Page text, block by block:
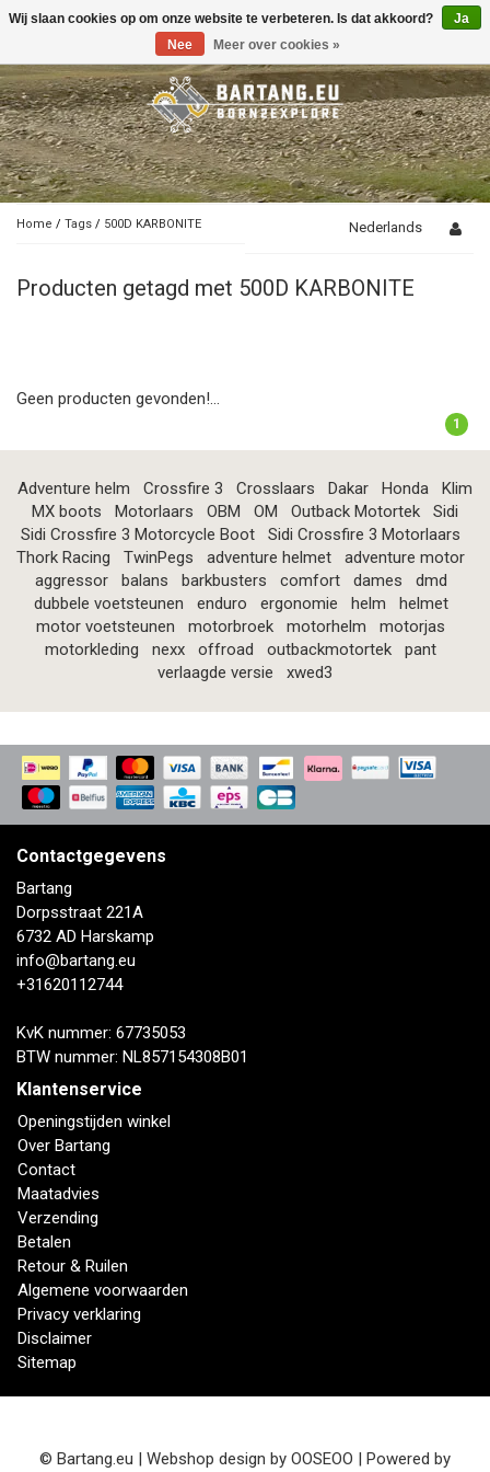
Toggle
Home / Tags / 500D KARBONITE Nederlands
Producten getagd met 500D KARBONITE
Geen producten gevonden!...
1
Adventure helm Crossfire 3 Crosslaars Dakar Honda
Klim
MX boots
Motorlaars OBM OM Outback Motortek
Sidi
Sidi Crossfire 3 Motorcycle Boot
Sidi Crossfire 3 Motorlaars
Thork Racing
TwinPegs adventure helmet
adventure motor
aggressor
balans barkbusters comfort dames
dmd
dubbele voetsteunen
enduro ergonomie helm
helmet
motor voetsteunen
motorbroek motorhelm
motorjas
motorkleding
nexx offroad outbackmotortek
pant
verlaagde versie
xwed3
Contactgegevens
Bartang
Dorpsstraat 221A
6732 AD Harskamp
info@bartang.eu
+31620112744
KvK nummer: 67735053
BTW nummer: NL857154308B01
Klantenservice
Openingstijden winkel
Over Bartang
Contact
Maatadvies
Verzending
Betalen
Retour & Ruilen
Algemene voorwaarden
Privacy verklaring
Disclaimer
Sitemap
© Bartang.eu | Webshop design by OOSEOO | Powered by
Wij slaan cookies op om onze website te verbeteren. Is dat akkoord?
Ja
Nee
Meer over cookies »